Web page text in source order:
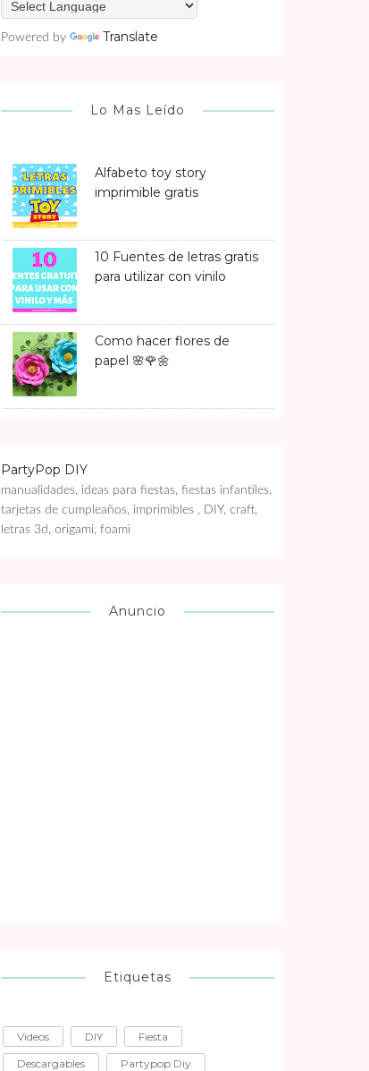
Powered by Translate
Lo Mas Leído
Alfabeto toy story
imprimible gratis
10 Fuentes de letras gratis
para utilizar con vinilo
Como hacer flores de
papel 🌸🌹🌼
PartyPop DIY
manualidades, ideas para fiestas, fiestas infantiles,
tarjetas de cumpleaños, imprimibles , DIY, craft,
letras 3d, origami, foami
Anuncio
Etiquetas
Videos DIY
Fiesta
Descargables
Partypop Diy